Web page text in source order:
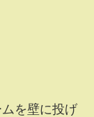
を壁に投げ